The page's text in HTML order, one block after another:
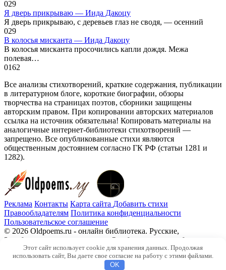
029
Я дверь прикрываю — Иида Дакоцу
Я дверь прикрываю, с деревьев глаз не сводя, — осенний
029
В колосья мисканта — Иида Дакоцу
В колосья мисканта просочились капли дождя. Межа
полевая…
0162
Все анализы стихотворений, краткие содержания, публикации
в литературном блоге, короткие биографии, обзоры
творчества на страницах поэтов, сборники защищены
авторским правом. При копировании авторских материалов
ссылка на источник обязательна! Копировать материалы на
аналогичные интернет-библиотеки стихотворений —
запрещено. Все опубликованные стихи являются
общественным достоянием согласно ГК РФ (статьи 1281 и
1282).
Реклама Контакты Карта сайта Добавить стихи
Правообладателям Политика конфиденциальности
Пользовательское соглашение
© 2026 Oldpoems.ru - онлайн библиотека. Русские,
Зарубежные авторы классики. Опубликованы и публикуем
текста современных авторов. Каждый может опубликовать у
нас свой стих.
Этот сайт использует cookie для хранения данных. Продолжая
использовать сайт, Вы даете свое согласие на работу с этими файлами.
OK